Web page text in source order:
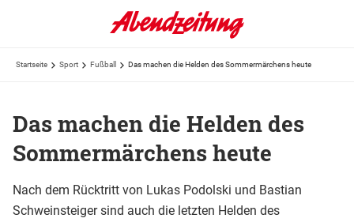
Startseite Sport Fußball Das machen die Helden des Sommermärchens heute
Das machen die Helden des
Sommermärchens heute
Nach dem Rücktritt von Lukas Podolski und Bastian
Schweinsteiger sind auch die letzten Helden des